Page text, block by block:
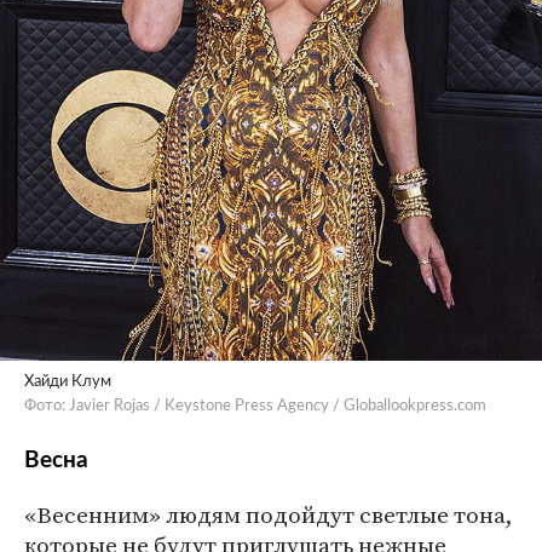
Хайди Клум
Фото: Javier Rojas / Keystone Press Agency / Globallookpress.com
Весна
«Весенним» людям подойдут светлые тона,
которые не будут приглушать нежные